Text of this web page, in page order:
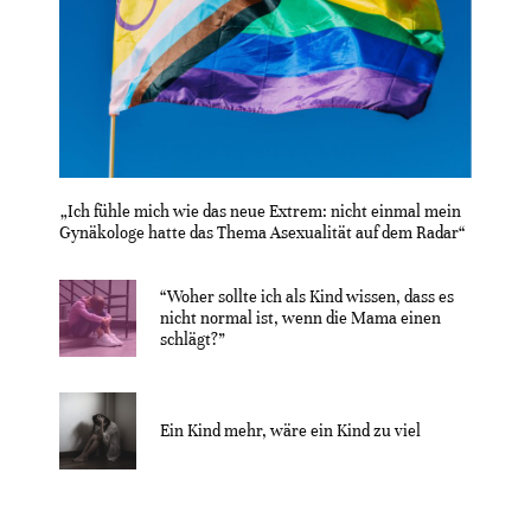
„Ich fühle mich wie das neue Extrem: nicht einmal mein
Gynäkologe hatte das Thema Asexualität auf dem Radar“
“Woher sollte ich als Kind wissen, dass es
nicht normal ist, wenn die Mama einen
schlägt?”
Ein Kind mehr, wäre ein Kind zu viel